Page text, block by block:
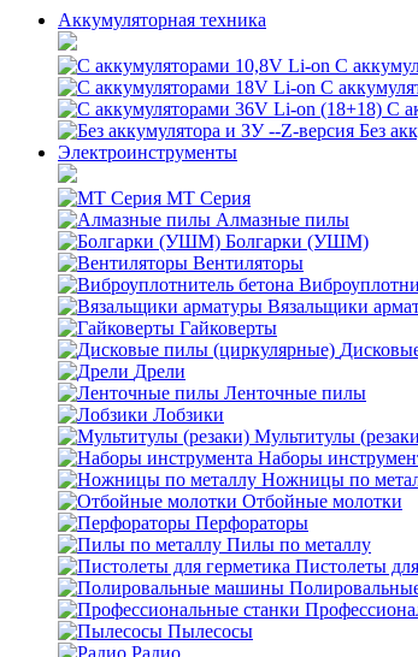
Аккумуляторная техника
С
С
С
Без
Электроинструменты
MT Серия
Алмазные пилы
Болгарки (УШМ)
Вентиляторы
Вязальщики
Гайковерты
Дрели
Ленточные пилы
Лобзики
Мультитулы
Наборы
Ножницы по
Отбойные молотки
Перфораторы
Пилы по металлу
Пистолеты
Пылесосы
Радио